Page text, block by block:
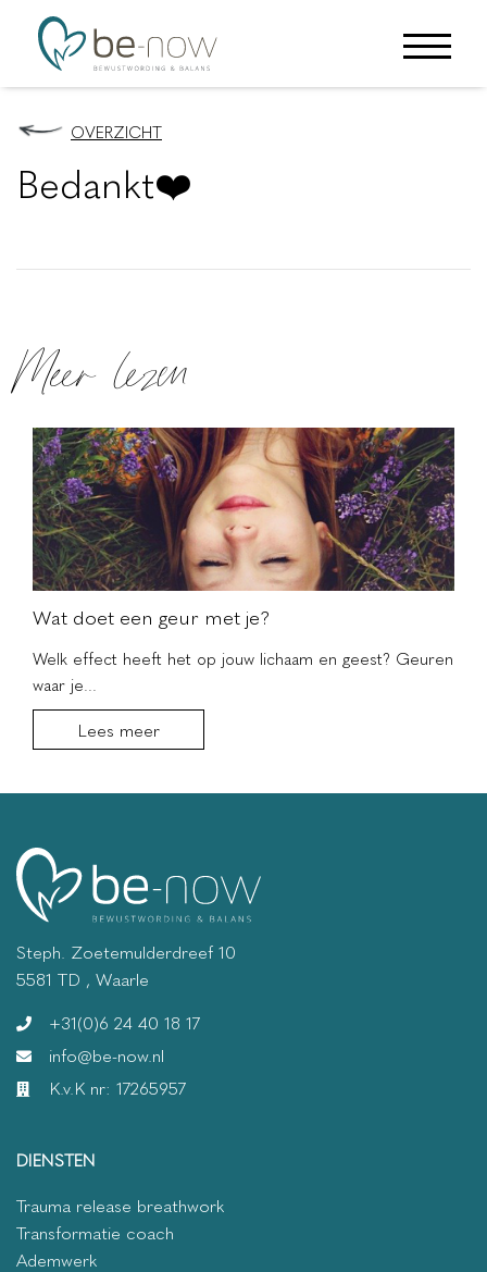
OVERZICHT
Bedankt❤️
Meer lezen
Wat doet een geur met je?
Welk effect heeft het op jouw lichaam en geest? Geuren
waar je...
Lees meer
Steph. Zoetemulderdreef 10
5581 TD , Waarle
+31(0)6 24 40 18 17
info@be-now.nl
K.v.K nr: 17265957
DIENSTEN
Trauma release breathwork
Transformatie coach
Ademwerk